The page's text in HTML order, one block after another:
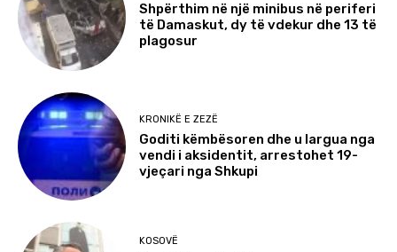
Shpërthim në një minibus në periferi
të Damaskut, dy të vdekur dhe 13 të
plagosur
KRONIKË E ZEZË
Goditi këmbësoren dhe u largua nga
vendi i aksidentit, arrestohet 19-
vjeçari nga Shkupi
KOSOVË